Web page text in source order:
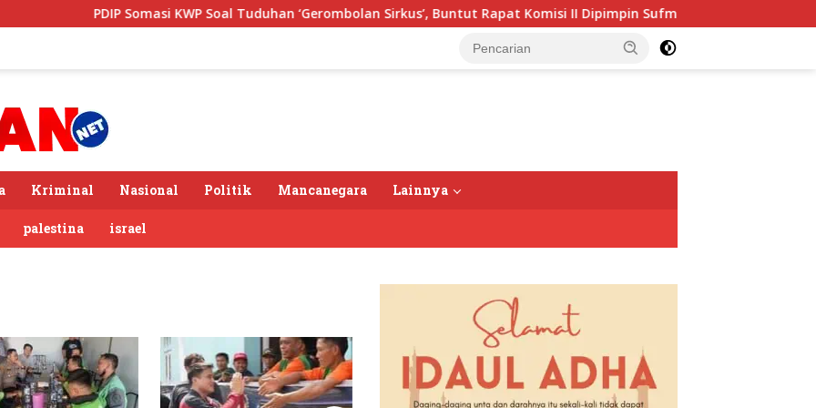
PDIP Somasi KWP Soal Tuduhan ‘Gerombolan Sirkus’, Buntut Rapat Komisi II Dipimpin Sufmi Dasco Ahmad
Kriminal Nasional Politik Mancanegara Lainnya
palestina israel